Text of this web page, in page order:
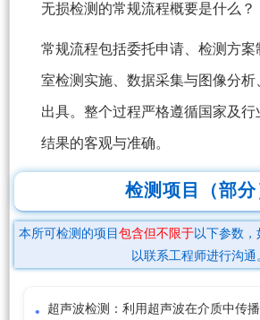
无损检测的常规流程概要是什么？
常规流程包括委托申请、检测方案
室检测实施、数据采集与图像分
出具。整个过程严格遵循国家及行
结果的客观与准确。
检测项目（部分
本所可检测的项目 包含但不限于以下参数
以联系工程师进行沟通
超声波检测：利用超声波在介质中传